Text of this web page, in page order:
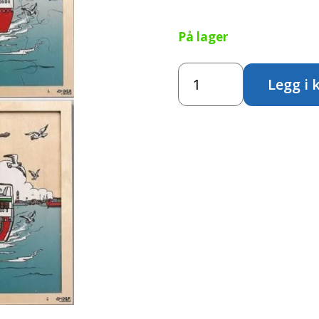
På lager
Puslespill
"Ferge"
antall
Legg i